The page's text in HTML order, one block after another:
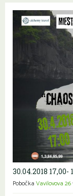
30.04.2018 17,00-
Pobočka Vavilovova 26